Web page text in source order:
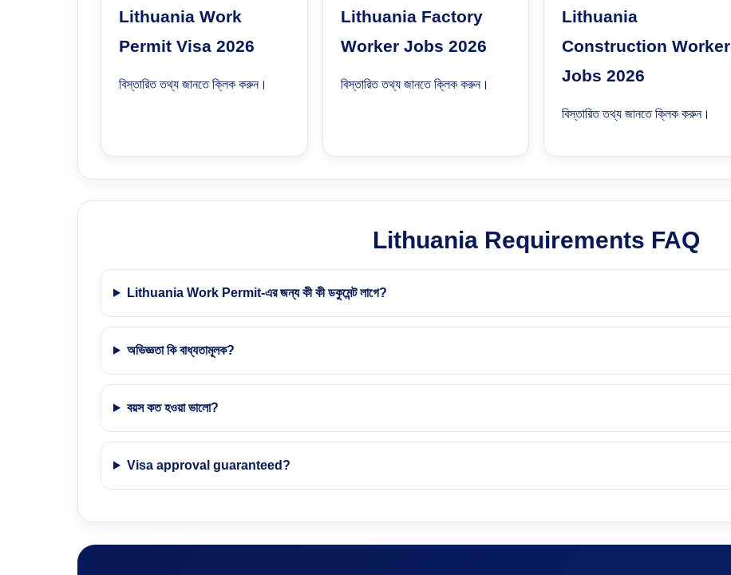
Lithuania Work
Permit Visa 2026
বিস্তারিত তথ্য জানতে ক্লিক করুন।
Lithuania Factory
Worker Jobs 2026
বিস্তারিত তথ্য জানতে ক্লিক করুন।
Lithuania
Construction Worker
Jobs 2026
বিস্তারিত তথ্য জানতে ক্লিক করুন।
Lithuania Requirements FAQ
Lithuania Work Permit-এর জন্য কী কী ডকুমেন্ট লাগে?
অভিজ্ঞতা কি বাধ্যতামূলক?
বয়স কত হওয়া ভালো?
Visa approval guaranteed?